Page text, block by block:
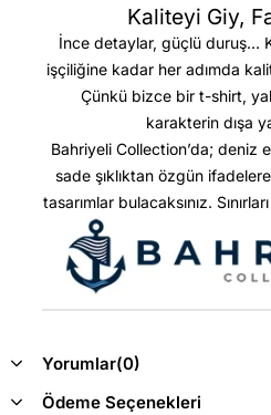
Kaliteyi Giy,
İnce detaylar, güçlü duruş…
işçiliğine kadar her adımda
Çünkü bizce bir t-shirt,
karakterin dışa
Bahriyeli Collection’da; deniz
sade şıklıktan özgün
tasarımlar bulacaksınız.
Yorumlar(0)
Ödeme Seçenekleri